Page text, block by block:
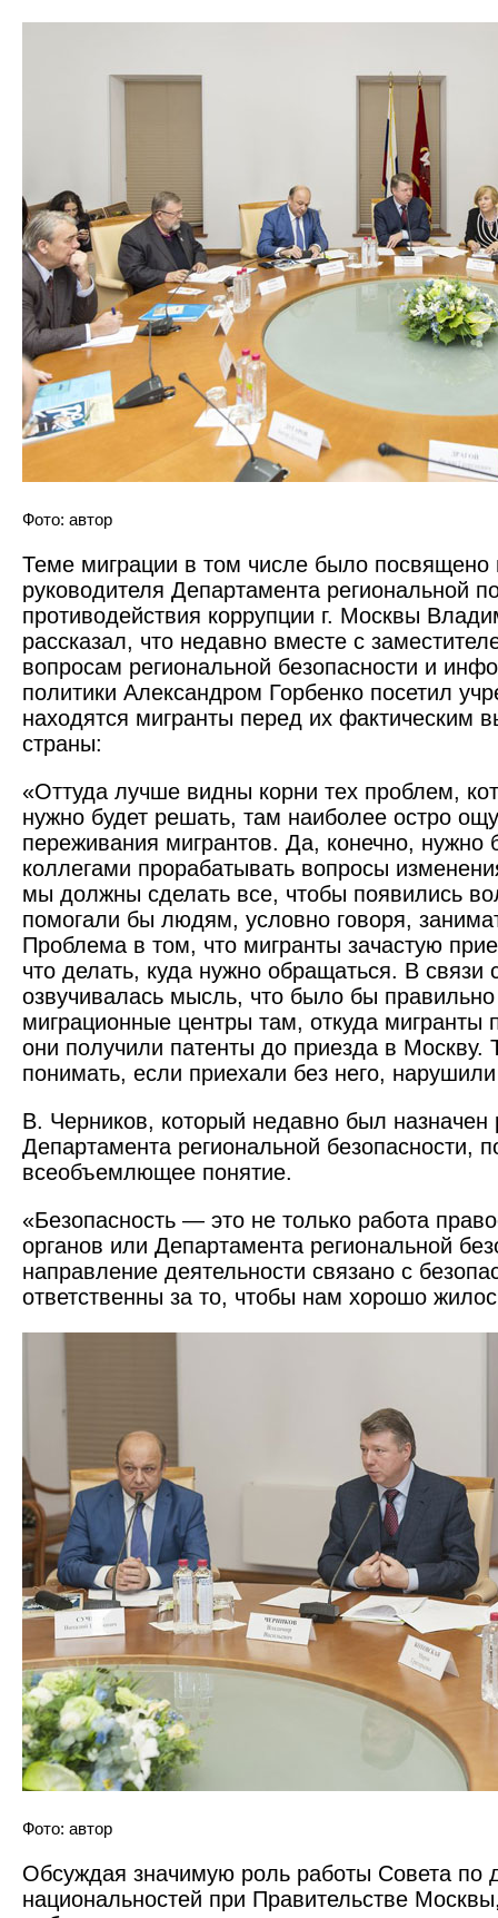
Фото: автор
Теме миграции в том числе было посвящено
руководителя Департамента региональной
противодействия коррупции г. Москвы
рассказал, что недавно вместе с
вопросам региональной безопасности и
политики Александром Горбенко посетил
находятся мигранты перед их фактическим
страны:
«Оттуда лучше видны корни тех проблем,
нужно будет решать, там наиболее остро
переживания мигрантов. Да, конечно, нужно
коллегами прорабатывать вопросы
мы должны сделать все, чтобы появились
помогали бы людям, условно говоря,
Проблема в том, что мигранты зачастую
что делать, куда нужно обращаться. В связи
озвучивалась мысль, что было бы
миграционные центры там, откуда мигранты
они получили патенты до приезда в Москву.
понимать, если приехали без него,
В. Черников, который недавно был назначен
Департамента региональной безопасности,
всеобъемлющее понятие.
«Безопасность — это не только работа
органов или Департамента региональной
направление деятельности связано с
ответственны за то, чтобы нам хорошо
Фото: автор
Обсуждая значимую роль работы Совета по
национальностей при Правительстве